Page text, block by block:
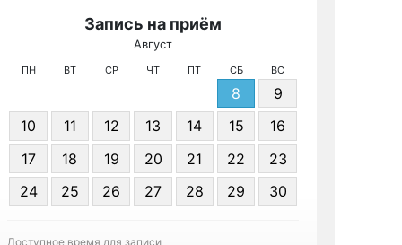
Запись на приём
Август
ПН ВТ СР ЧТ ПТ СБ ВС
8
9
10
11 12 13 14 15
16
17
18 19 20 21 22
23
24
25 26 27 28 29 30
Доступное время для записи